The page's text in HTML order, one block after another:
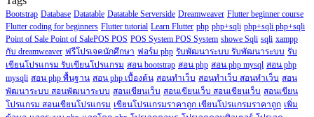
Bootstrap Database Datatable Datatable Serverside Dreamweaver Flutter beginner course
Flutter coding for beginners Flutter tutorial Learn Flutter php php+sqli php+sqli php+sqli
Point of Sale Point of SalePOS POS POS System POS System showe Sqli sqli xampp
กับ dreamweaver ฟรีโปรเจคนักศึกษา ฟอร์ม php รับพัฒนาระบบ รับพัฒนาระบบ รับ
เขียนโปรแกรม รับเขียนโปรแกรม สอน bootstrap สอน php สอน php mysql สอน php
mysqli สอน php พื้นฐาน สอน php เบื้องต้น สอนทำเว็บ สอนทำเว็บ สอนทำเว็บ สอน
พัฒนาระบบ สอนพัฒนาระบบ สอนเขียนเว็บ สอนเขียนเว็บ สอนเขียนเว็บ สอนเขียน
โปรแกรม สอนเขียนโปรแกรม เขียนโปรแกรมราคาถูก เขียนโปรแกรมราคาถูก เพิ่ม